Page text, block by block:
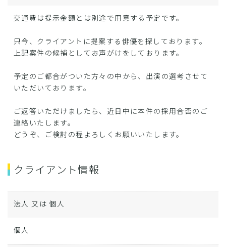
交通費は提示金額とは別途で用意する予定です。
只今、クライアントに提案する俳優を探しております。
上記案件の候補としてお声がけをしております。
予定のご都合がついた方々の中から、出演の選考させて
いただいております。
ご返答いただけましたら、近日中に本件の採用合否のご
連絡いたします。
どうぞ、ご検討の程よろしくお願いいたします。
クライアント情報
法人 又は 個人
個人